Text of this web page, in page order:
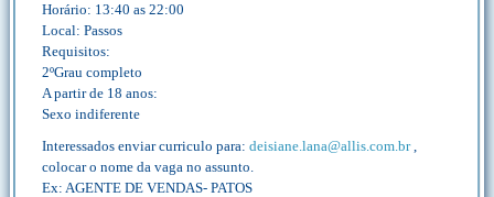
Horário: 13:40 as 22:00
Local: Passos
Requisitos:
2ºGrau completo
A partir de 18 anos:
Sexo indiferente
Interessados enviar curriculo para: deisiane.lana@allis.com.br,
colocar o nome da vaga no assunto.
Ex: AGENTE DE VENDAS- PATOS